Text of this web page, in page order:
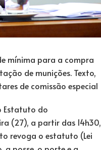
mínima para a compra
de munições. Texto,
de comissão especial
Estatuto do
(27), a partir das 14h30,
revoga o estatuto (Lei